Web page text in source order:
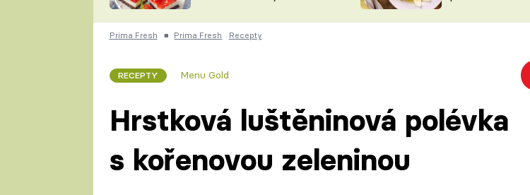
ČESKO NA TALÍŘI
KUCHAŘKA
VYCHYTÁVKY
Prima Fresh ■ Prima Fresh Recepty
RECEPTY Menu Gold
Hrstková luštěninová polévka
s kořenovou zeleninou